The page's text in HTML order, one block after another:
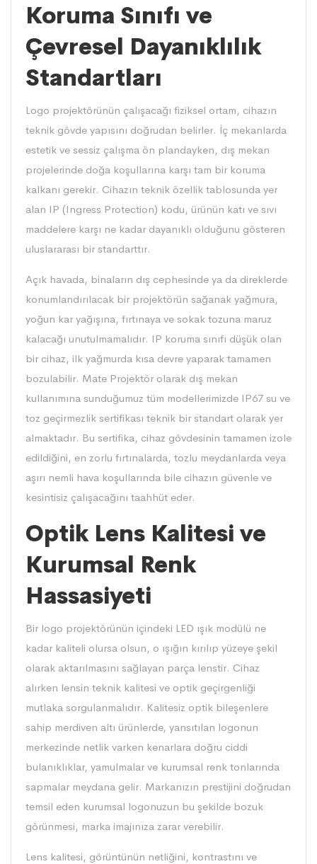
Koruma Sınıfı ve
Çevresel Dayanıklılık
Standartları
Logo projektörünün çalışacağı fiziksel ortam, cihazın
teknik gövde yapısını doğrudan belirler. İç mekanlarda
estetik ve sessiz çalışma ön plandayken, dış mekan
projelerinde doğa koşullarına karşı tam bir koruma
kalkanı gerekir. Cihazın teknik özellik tablosunda yer
alan IP (Ingress Protection) kodu, ürünün katı ve sıvı
maddelere karşı ne kadar dayanıklı olduğunu gösteren
uluslararası bir standarttır.
Açık havada, binaların dış cephesinde ya da direklerde
konumlandırılacak bir projektörün sağanak yağmura,
yoğun kar yağışına, fırtınaya ve sokak tozuna maruz
kalacağı unutulmamalıdır. IP koruma sınıfı düşük olan
bir cihaz, ilk yağmurda kısa devre yaparak tamamen
bozulabilir. Mate Projektör olarak dış mekan
kullanımına sunduğumuz tüm modellerimizde IP67 su ve
toz geçirmezlik sertifikası teknik bir standart olarak yer
almaktadır. Bu sertifika, cihaz gövdesinin tamamen izole
edildiğini, en zorlu fırtınalarda, tozlu meydanlarda veya
aşırı nemli hava koşullarında bile cihazın güvenle ve
kesintisiz çalışacağını taahhüt eder.
Optik Lens Kalitesi ve
Kurumsal Renk
Hassasiyeti
Bir logo projektörünün içindeki LED ışık modülü ne
kadar kaliteli olursa olsun, o ışığın kırılıp yüzeye şekil
olarak aktarılmasını sağlayan parça lenstir. Cihaz
alırken lensin teknik kalitesi ve optik geçirgenliği
mutlaka sorgulanmalıdır. Kalitesiz optik bileşenlere
sahip merdiven altı ürünlerde, yansıtılan logonun
merkezinde netlik varken kenarlara doğru ciddi
bulanıklıklar, yamulmalar ve kurumsal renk tonlarında
sapmalar meydana gelir. Markanızın prestijini doğrudan
temsil eden kurumsal logonuzun bu şekilde bozuk
görünmesi, marka imajınıza zarar verebilir.
Lens kalitesi, görüntünün netliğini, kontrastını ve